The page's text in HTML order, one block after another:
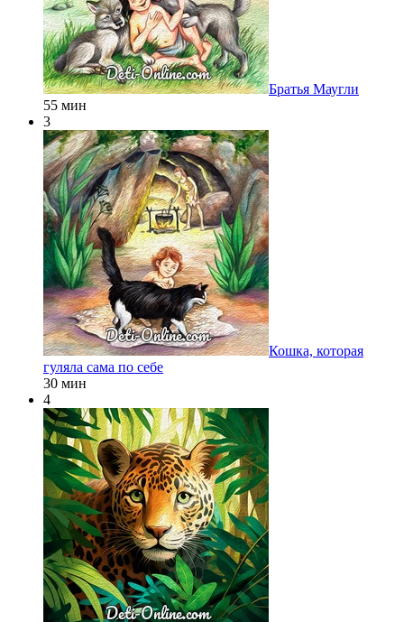
Братья Маугли
55 мин
3
Кошка, которая
гуляла сама по себе
30 мин
4